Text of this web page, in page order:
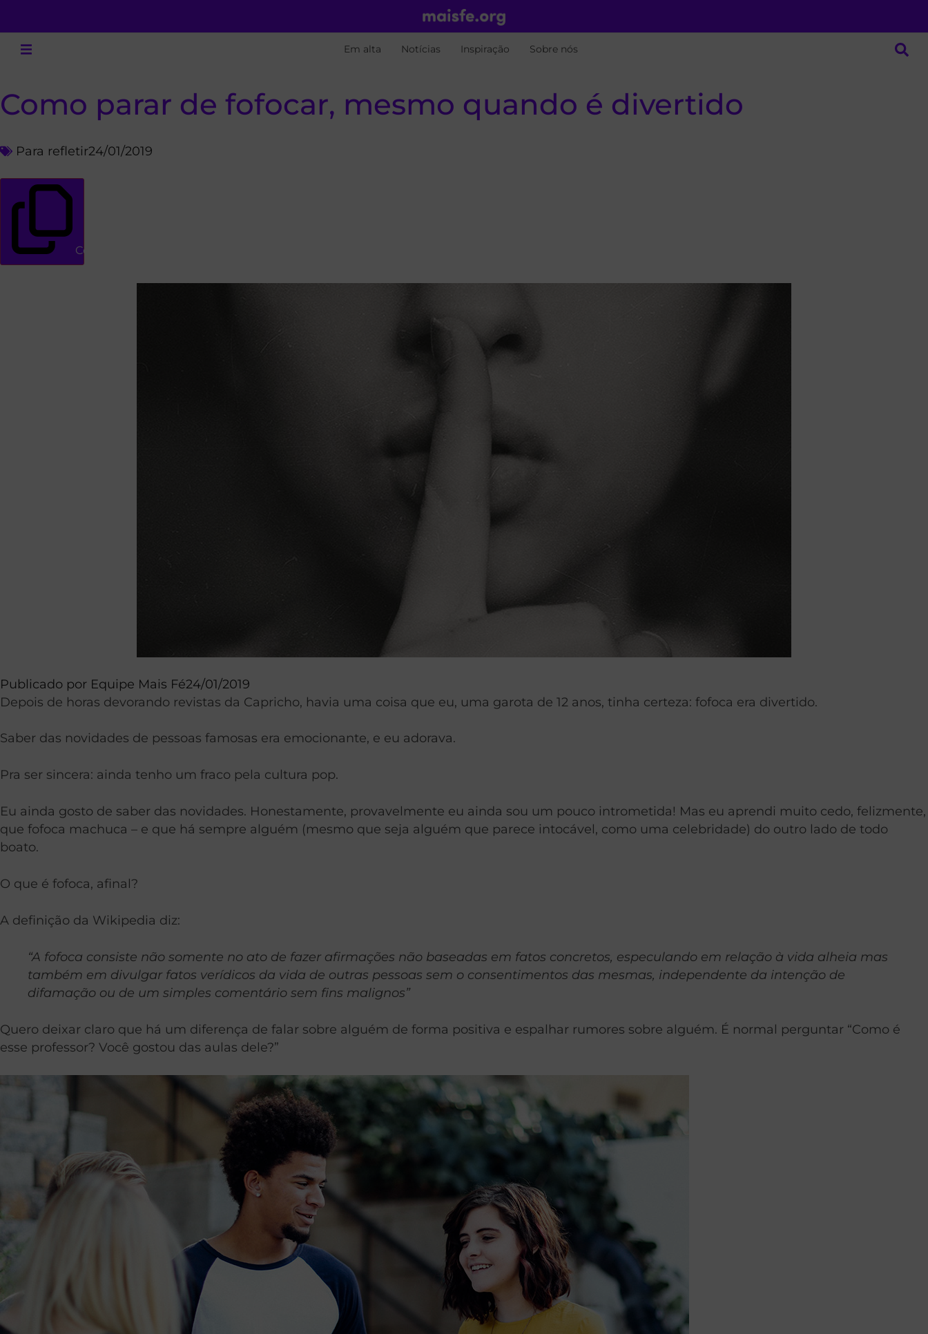
Em alta Notícias Inspiração Sobre nós
Como parar de fofocar, mesmo quando é divertido
Para refletir24/01/2019
Copiar link
Publicado por Equipe Mais Fé24/01/2019
Depois de horas devorando revistas da Capricho, havia uma coisa que eu, uma garota de 12 anos, tinha certeza: fofoca era divertido.
Saber das novidades de pessoas famosas era emocionante, e eu adorava.
Pra ser sincera: ainda tenho um fraco pela cultura pop.
Eu ainda gosto de saber das novidades. Honestamente, provavelmente eu ainda sou um pouco intrometida! Mas eu aprendi muito cedo, felizmente,
que fofoca machuca – e que há sempre alguém (mesmo que seja alguém que parece intocável, como uma celebridade) do outro lado de todo
boato.
O que é fofoca, afinal?
A definição da Wikipedia diz:
“A fofoca consiste não somente no ato de fazer afirmações não baseadas em fatos concretos, especulando em relação à vida alheia mas
também em divulgar fatos verídicos da vida de outras pessoas sem o consentimentos das mesmas, independente da intenção de
difamação ou de um simples comentário sem fins malignos”
Quero deixar claro que há um diferença de falar sobre alguém de forma positiva e espalhar rumores sobre alguém. É normal perguntar “Como é
esse professor? Você gostou das aulas dele?”